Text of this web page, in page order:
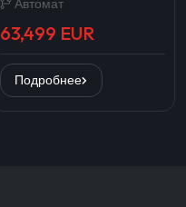
Автомат
63,499 EUR
Подробнее